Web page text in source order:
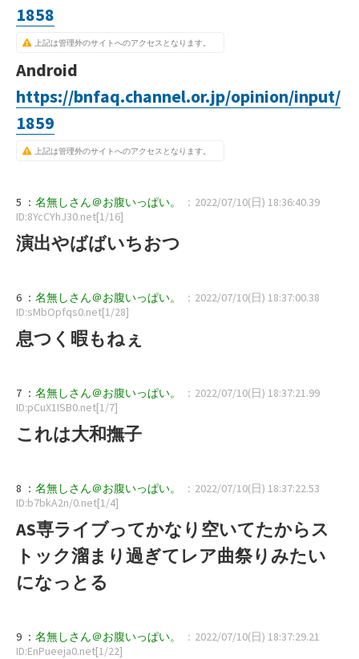
1858
上記は管理外のサイトへのアクセスとなります。
Android
https://bnfaq.channel.or.jp/opinion/input/
1859
上記は管理外のサイトへのアクセスとなります。
5 ： 名無しさん＠お腹いっぱい。
：2022/07/10(日) 18:36:40.39
ID:8YcCYhJ30.net[1/16]
演出やばばいちおつ
6 ： 名無しさん＠お腹いっぱい。
：2022/07/10(日) 18:37:00.38
ID:sMbOpfqs0.net[1/28]
息つく暇もねぇ
7 ： 名無しさん＠お腹いっぱい。
：2022/07/10(日) 18:37:21.99
ID:pCuX1ISB0.net[1/7]
これは大和撫子
8 ： 名無しさん＠お腹いっぱい。
：2022/07/10(日) 18:37:22.53
ID:b7bkA2n/0.net[1/4]
AS専ライブってかなり空いてたからス
トック溜まり過ぎてレア曲祭りみたい
になっとる
9 ： 名無しさん＠お腹いっぱい。
：2022/07/10(日) 18:37:29.21
ID:EnPueeja0.net[1/22]